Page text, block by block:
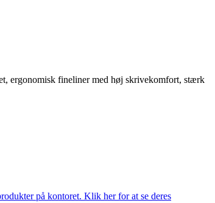
ergonomisk fineliner med høj skrivekomfort, stærk
på kontoret. Klik her for at se deres